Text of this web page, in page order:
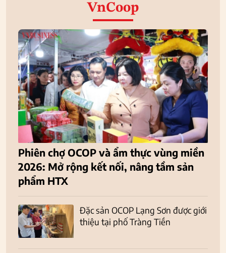
VnCoop
Phiên chợ OCOP và ẩm thực vùng miền
2026: Mở rộng kết nối, nâng tầm sản
phẩm HTX
Đặc sản OCOP Lạng Sơn được giới
thiệu tại phố Tràng Tiền